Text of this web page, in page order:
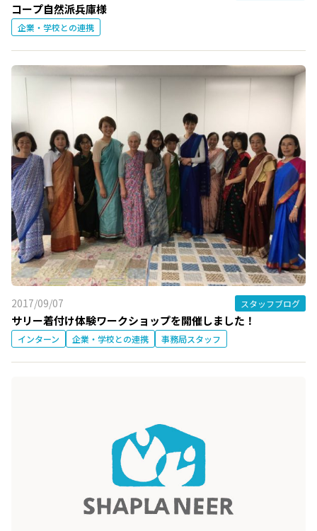
コープ自然派兵庫様
企業・学校との連携
2017/09/07 スタッフブログ
サリー着付け体験ワークショップを開催しました！
インターン 企業・学校との連携 事務局スタッフ